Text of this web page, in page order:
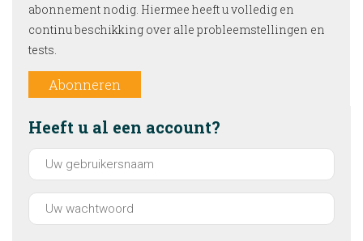
abonnement nodig. Hiermee heeft u volledig en
continu beschikking over alle probleemstellingen en
tests.
Abonneren
Heeft u al een account?